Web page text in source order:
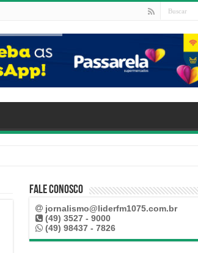
Fale Conosco
jornalismo@liderfm1075.com.br
(49) 3527 - 9000
(49) 98437 - 7826